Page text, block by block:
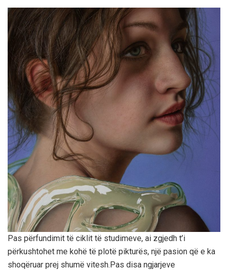
Pas përfundimit të ciklit të studimeve, ai zgjedh t’i
përkushtohet me kohë të plotë pikturës, një pasion që e ka
shoqëruar prej shumë vitesh.Pas disa ngjarjeve